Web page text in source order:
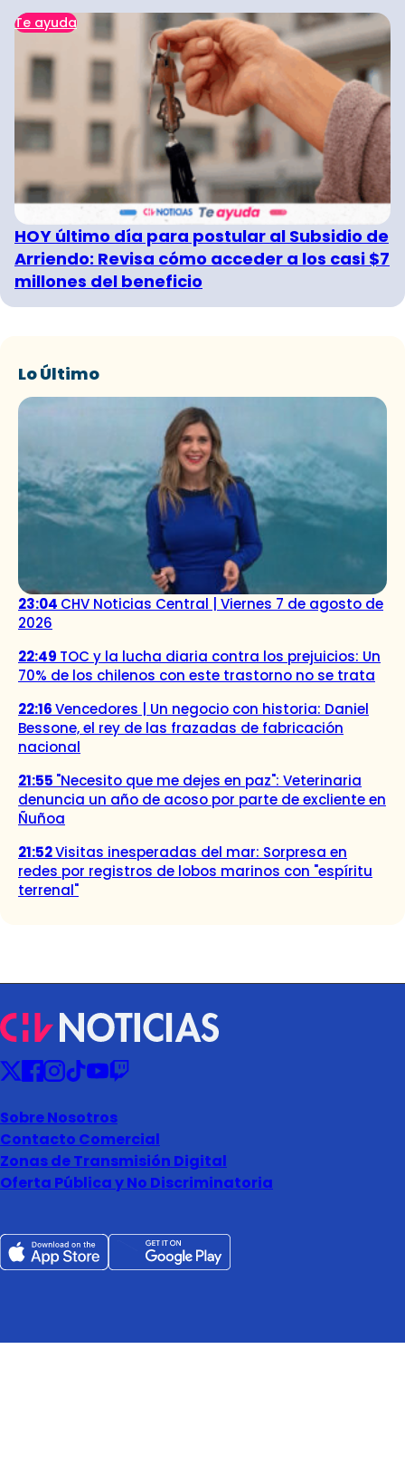
Te ayuda
HOY último día para postular al Subsidio de
Arriendo: Revisa cómo acceder a los casi $7
millones del beneficio
Lo Último
23:04 CHV Noticias Central | Viernes 7 de agosto de
2026
22:49 TOC y la lucha diaria contra los prejuicios: Un
70% de los chilenos con este trastorno no se trata
22:16Vencedores | Un negocio con historia: Daniel
Bessone, el rey de las frazadas de fabricación
nacional
21:55 "Necesito que me dejes en paz": Veterinaria
denuncia un año de acoso por parte de excliente en
Ñuñoa
21:52Visitas inesperadas del mar: Sorpresa en
redes por registros de lobos marinos con "espíritu
terrenal"
Sobre Nosotros
Contacto Comercial
Zonas de Transmisión Digital
Oferta Pública y No Discriminatoria